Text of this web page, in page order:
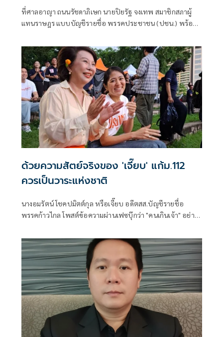
ที่ศาลอาญา ถนนรัชดาภิเษก นายปิยรัฐ จงเทพ สมาชิกสภาผู้
แทนราษฎร แบบบัญชีรายชื่อ พรรคประชาชน (ปชน.) พร้อม
ด้วยความสัตย์จริงของ 'เจี๊ยบ' แก้ม.112
ควรเป็นวาระแห่งชาติ
นางอมรัตน์ โชคปมิตต์กุล หรือเจี๊ยบ อดีตสส.บัญชีรายชื่อ
พรรคก้าวไกล โพสต์ข้อความผ่านเฟซบุ๊กว่า "คนเกินเจ้า" อย่าง